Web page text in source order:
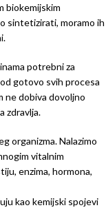
biokemijskim
sintetizirati, moramo ih
potrebni za
gotovo svih procesa
ne dobiva dovoljno
zdravlja.
organizma. Nalazimo
vitalnim
enzima, hormona,
kao kemijski spojevi